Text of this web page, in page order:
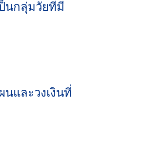
นกลุ่มวัยที่มี
นและวงเงินที่